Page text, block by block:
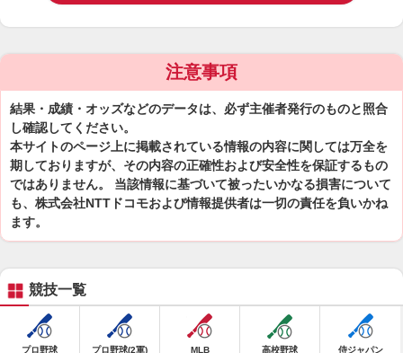
注意事項
結果・成績・オッズなどのデータは、必ず主催者発行のものと照合
し確認してください。
本サイトのページ上に掲載されている情報の内容に関しては万全を
期しておりますが、その内容の正確性および安全性を保証するもの
ではありません。 当該情報に基づいて被ったいかなる損害について
も、株式会社NTTドコモおよび情報提供者は一切の責任を負いかね
ます。
競技一覧
プロ野球 プロ野球(2軍) MLB 高校野球 侍ジャパン